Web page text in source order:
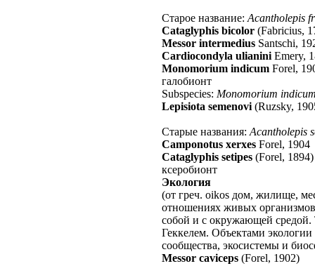
Старое название:Acantholepis
Cataglyphis bicolor (Fabricius,
Messor intermedius Santschi,
Cardiocondyla ulianini Emery,
Monomorium indicum Forel,
галобионт
Subspecies: Monomorium
Lepisiota semenovi (Ruzsky,
Старые названия:Acantholepis
Camponotus xerxes Forel, 1904
Cataglyphis setipes (Forel, 1894)
ксеробионт
Экология
(от греч. oikos дом, жилище,
отношениях живых
собой и с окружающей
Геккелем. Объектами
сообщества, экосистемы и
Messor caviceps (Forel, 1902)